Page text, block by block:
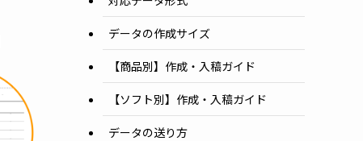
データの作成サイズ
【商品別】作成・入稿ガイド
【ソフト別】作成・入稿ガイド
データの送り方